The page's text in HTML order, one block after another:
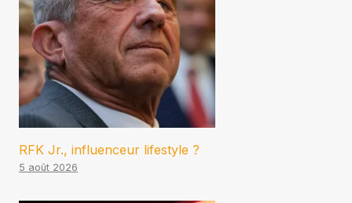
RFK Jr., influenceur lifestyle ?
5 août 2026